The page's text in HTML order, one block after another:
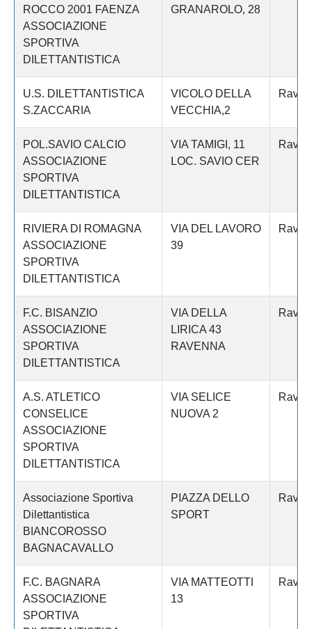
ROCCO 2001 FAENZA
ASSOCIAZIONE
SPORTIVA
DILETTANTISTICA
GRANAROLO, 28
U.S. DILETTANTISTICA
S.ZACCARIA
VICOLO DELLA
VECCHIA,2
POL.SAVIO CALCIO
ASSOCIAZIONE
SPORTIVA
DILETTANTISTICA
VIA TAMIGI, 11
LOC. SAVIO CER
RIVIERA DI ROMAGNA
ASSOCIAZIONE
SPORTIVA
DILETTANTISTICA
VIA DEL LAVORO
39
F.C. BISANZIO
ASSOCIAZIONE
SPORTIVA
DILETTANTISTICA
VIA DELLA
LIRICA 43
RAVENNA
A.S. ATLETICO
CONSELICE
ASSOCIAZIONE
SPORTIVA
DILETTANTISTICA
VIA SELICE
NUOVA 2
Associazione Sportiva
Dilettantistica
BIANCOROSSO
BAGNACAVALLO
PIAZZA DELLO
SPORT
F.C. BAGNARA
ASSOCIAZIONE
SPORTIVA
VIA MATTEOTTI
13